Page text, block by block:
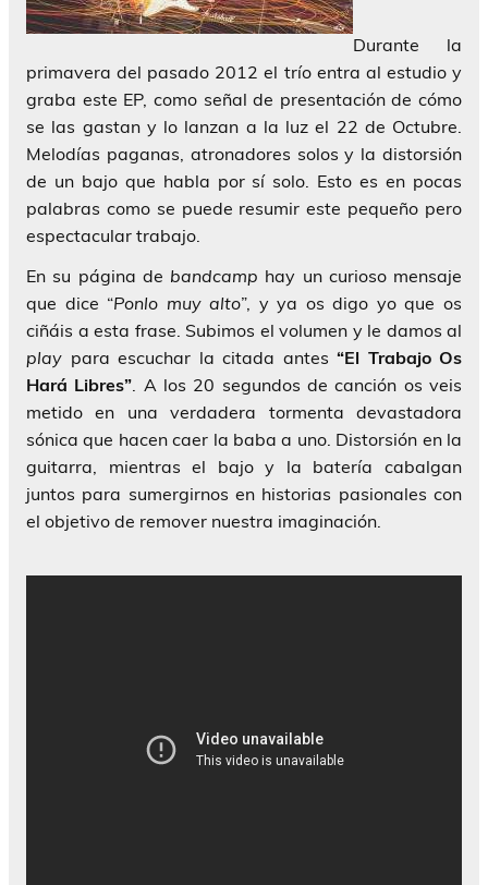
Durante la
primavera del pasado 2012 el trío entra al estudio y
graba este EP, como señal de presentación de cómo
se las gastan y lo lanzan a la luz el 22 de Octubre.
Melodías paganas, atronadores solos y la distorsión
de un bajo que habla por sí solo. Esto es en pocas
palabras como se puede resumir este pequeño pero
espectacular trabajo.
En su página de bandcamp hay un curioso mensaje
que dice “Ponlo muy alto”, y ya os digo yo que os
ciñáis a esta frase. Subimos el volumen y le damos al
play para escuchar la citada antes “El Trabajo Os
Hará Libres”. A los 20 segundos de canción os veis
metido en una verdadera tormenta devastadora
sónica que hacen caer la baba a uno. Distorsión en la
guitarra, mientras el bajo y la batería cabalgan
juntos para sumergirnos en historias pasionales con
el objetivo de remover nuestra imaginación.